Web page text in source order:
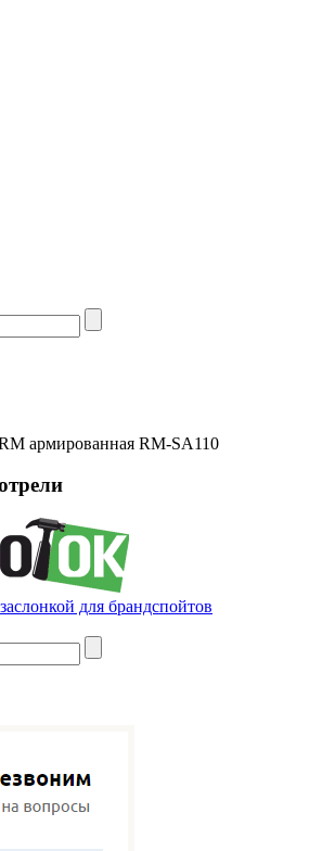
армированная RM-SA110
для брандспойтов